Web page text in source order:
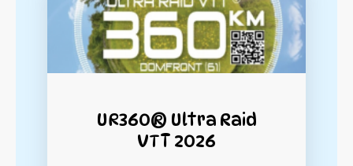
UR360® Ultra Raid
VTT 2026